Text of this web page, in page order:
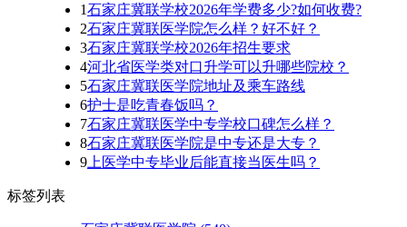
1石家庄冀联学校2026年学费多少?如何收费?
2石家庄冀联医学院怎么样？好不好？
3石家庄冀联学校2026年招生要求
4河北省医学类对口升学可以升哪些院校？
5石家庄冀联医学院地址及乘车路线
6护士是吃青春饭吗？
7石家庄冀联医学中专学校口碑怎么样？
8石家庄冀联医学院是中专还是大专？
9 上医学中专毕业后能直接当医生吗？
标签列表